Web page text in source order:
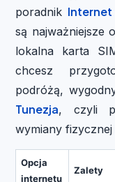
poradnik Internet
są najważniejsze
lokalna karta
chcesz
podróżą,
Tunezja, czyli
wymiany
Opcja
internetu
Zalety